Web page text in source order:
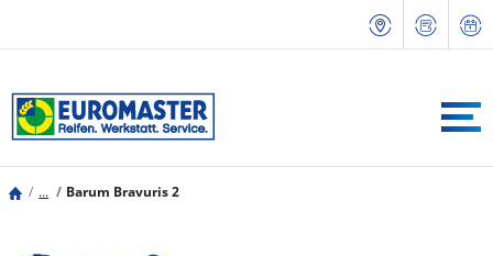
... Barum Bravuris 2